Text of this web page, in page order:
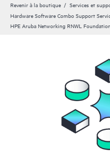
Revenir à la boutique Services et
Hardware Software Combo Support
HPE Aruba Networking RNWL